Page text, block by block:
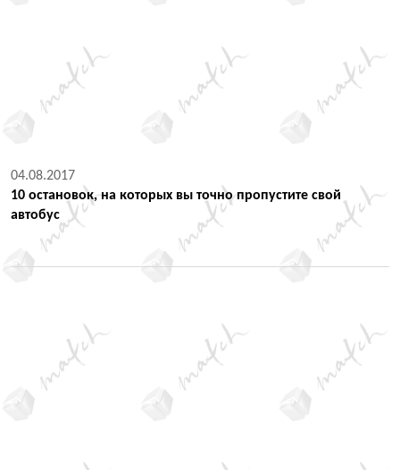
04.08.2017
10 остановок, на которых вы точно пропустите свой
автобус